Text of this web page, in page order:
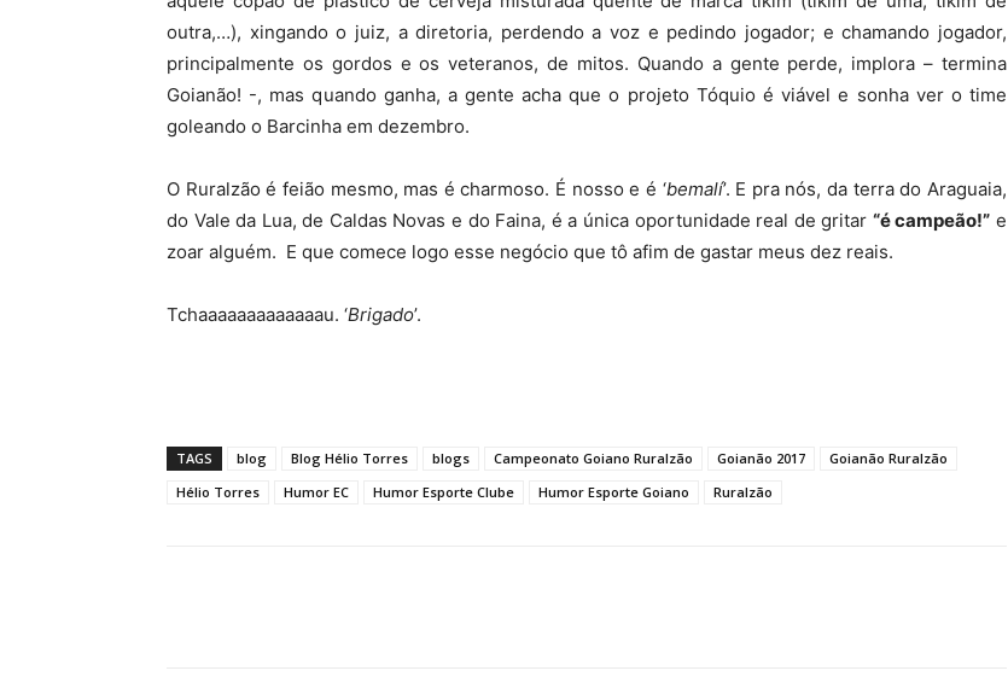
outra,…), xingando o juiz, a diretoria, perdendo a voz e pedindo jogador; e chamando jogador,
principalmente os gordos e os veteranos, de mitos. Quando a gente perde, implora – termina
Goianão! -, mas quando ganha, a gente acha que o projeto Tóquio é viável e sonha ver o time
goleando o Barcinha em dezembro.
O Ruralzão é feião mesmo, mas é charmoso. É nosso e é ‘bemalí’. E pra nós, da terra do Araguaia,
do Vale da Lua, de Caldas Novas e do Faina, é a única oportunidade real de gritar “é campeão!” e
zoar alguém. E que comece logo esse negócio que tô afim de gastar meus dez reais.
Tchaaaaaaaaaaaaau. ‘Brigado’.
TAGS blog Blog Hélio Torres blogs Campeonato Goiano Ruralzão Goianão 2017
Goianão Ruralzão
Hélio Torres
Humor EC Humor Esporte Clube Humor Esporte Goiano Ruralzão